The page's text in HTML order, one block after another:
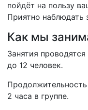
пойдёт на пользу
Приятно наблюдать
Как мы
Занятия
до 12 человек.
Продолжительность
2 часа в группе.